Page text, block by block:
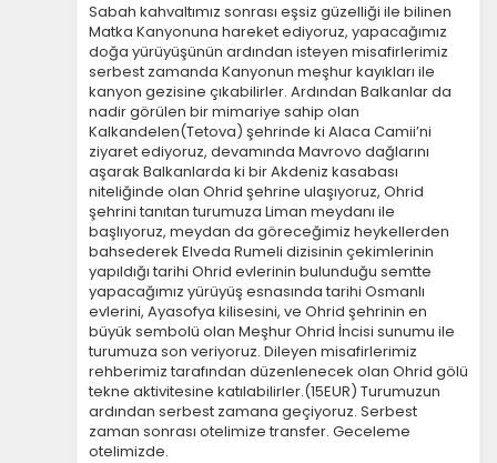
Tercihleri Kaydet
Sabah kahvaltımız sonrası eşsiz güzelliği ile bilinen
Matka Kanyonuna hareket ediyoruz, yapacağımız
doğa yürüyüşünün ardından isteyen misafirlerimiz
serbest zamanda Kanyonun meşhur kayıkları ile
kanyon gezisine çıkabilirler. Ardından Balkanlar da
nadir görülen bir mimariye sahip olan
Kalkandelen(Tetova) şehrinde ki Alaca Camii’ni
ziyaret ediyoruz, devamında Mavrovo dağlarını
aşarak Balkanlarda ki bir Akdeniz kasabası
niteliğinde olan Ohrid şehrine ulaşıyoruz, Ohrid
şehrini tanıtan turumuza Liman meydanı ile
başlıyoruz, meydan da göreceğimiz heykellerden
bahsederek Elveda Rumeli dizisinin çekimlerinin
yapıldığı tarihi Ohrid evlerinin bulunduğu semtte
yapacağımız yürüyüş esnasında tarihi Osmanlı
evlerini, Ayasofya kilisesini, ve Ohrid şehrinin en
büyük sembolü olan Meşhur Ohrid İncisi sunumu ile
turumuza son veriyoruz. Dileyen misafirlerimiz
rehberimiz tarafından düzenlenecek olan Ohrid gölü
tekne aktivitesine katılabilirler.(15EUR) Turumuzun
ardından serbest zamana geçiyoruz. Serbest
zaman sonrası otelimize transfer. Geceleme
otelimizde.